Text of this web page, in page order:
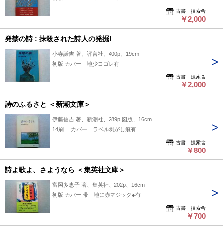
古書 捜索舎
￥2,000
発禁の詩 : 抹殺された詩人の発掘!
小寺謙吉 著、評言社、400p、19cm
初版 カバー 地少ヨゴレ有
古書 捜索舎
￥2,000
詩のふるさと ＜新潮文庫＞
伊藤信吉 著、新潮社、289p 図版、16cm
14刷 カバー ラベル剥がし痕有
古書 捜索舎
￥800
詩よ歌よ、さようなら ＜集英社文庫＞
富岡多恵子 著、集英社、202p、16cm
初版 カバー 帯 地に赤マジック●有
古書 捜索舎
￥700